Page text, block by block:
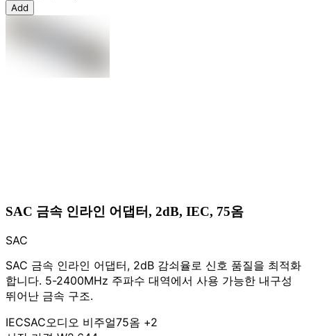
Add
SAC 금속 인라인 어댑터, 2dB, IEC, 75옴
SAC
SAC 금속 인라인 어댑터, 2dB 감쇠율로 신호 품질을 최적화
합니다. 5-2400MHz 주파수 대역에서 사용 가능한 내구성
뛰어난 금속 구조.
IECSAC오디오 비주얼75옴 +2